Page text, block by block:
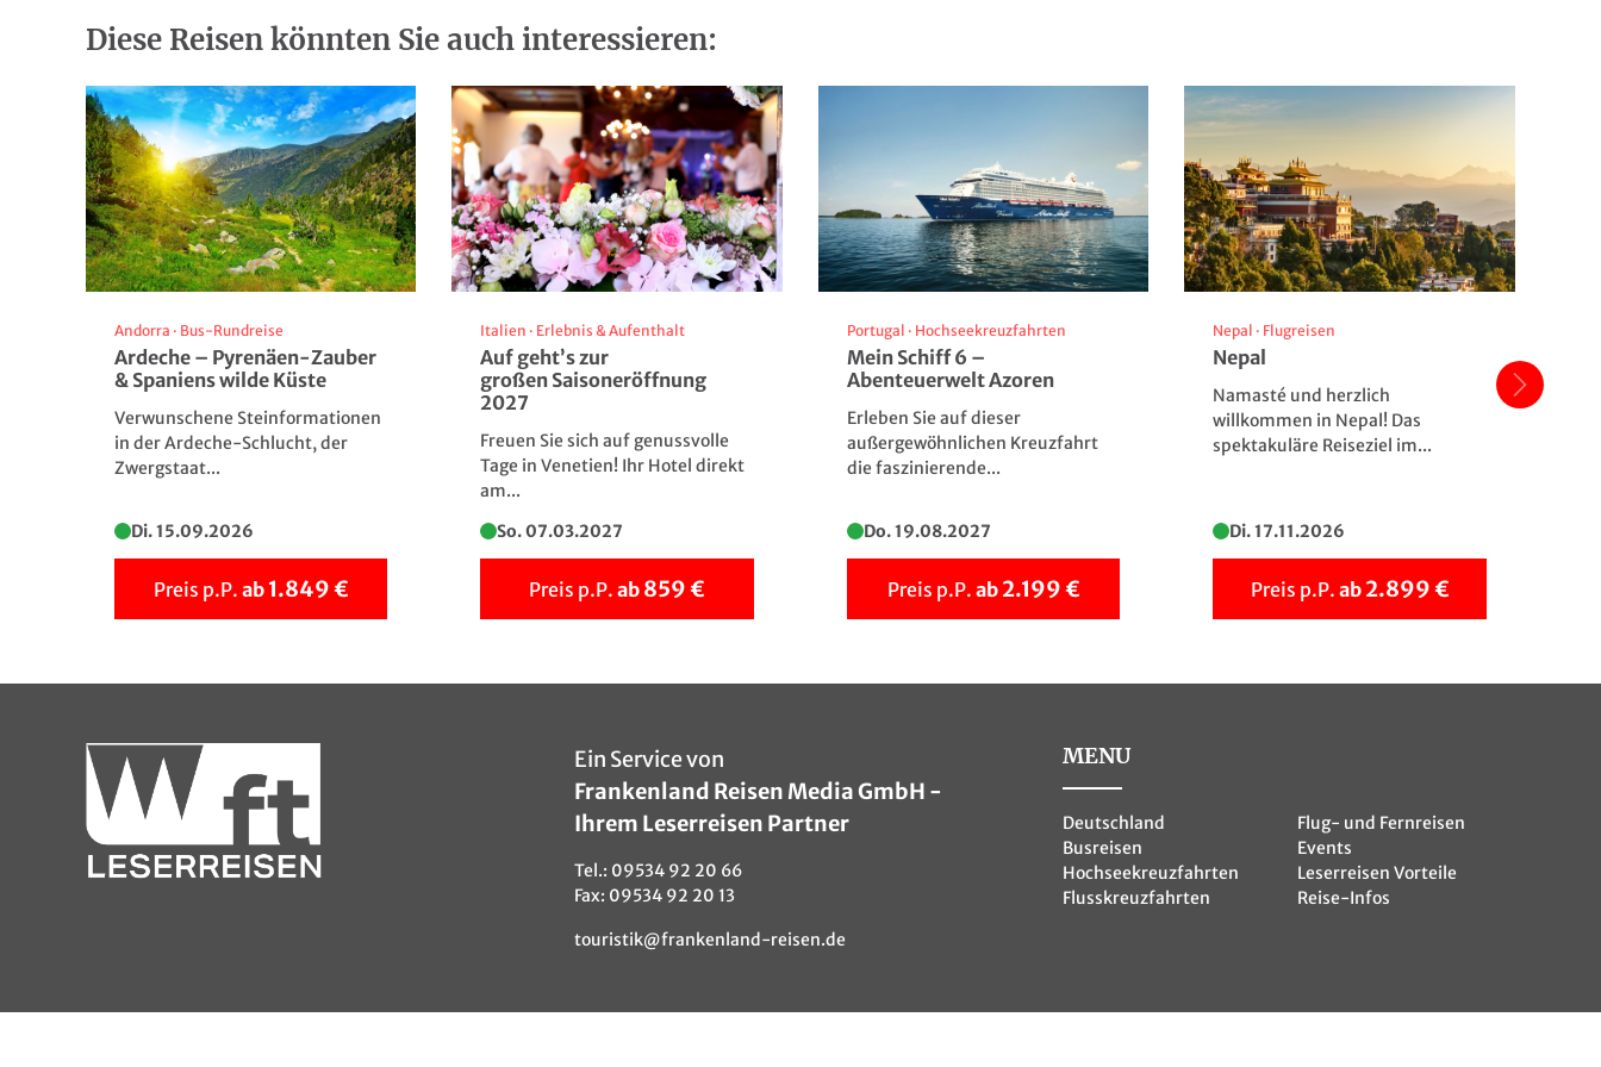
© pure-life-pictures - Fotolia
Diese Reisen könnten Sie auch interessieren:
Andorra · Bus-Rundreise
Ardeche – Pyrenäen-Zauber
& Spaniens wilde Küste
Verwunschene Steinformationen
in der Ardeche-Schlucht, der
Zwergstaat...
Di. 15.09.2026
Preis p.P. ab 1.849 €
Italien · Erlebnis & Aufenthalt
Auf geht’s zur
großen Saisoneröffnung
2027
Freuen Sie sich auf genussvolle
Tage in Venetien! Ihr Hotel direkt
am...
So. 07.03.2027
Preis p.P. ab 859 €
Portugal · Hochseekreuzfahrten
Mein Schiff 6 –
Abenteuerwelt Azoren
Erleben Sie auf dieser
außergewöhnlichen Kreuzfahrt
die faszinierende...
Do. 19.08.2027
Preis p.P. ab 2.199 €
Nepal · Flugreisen
Nepal
Namasté und herzlich
willkommen in Nepal! Das
spektakuläre Reiseziel im...
Di. 17.11.2026
Preis p.P. ab 2.899 €
Ein Service von
Frankenland Reisen Media GmbH -
Ihrem Leserreisen Partner
Tel.: 09534 92 20 66
Fax: 09534 92 20 13
touristik@frankenland-reisen.de
MENU
Deutschland
Busreisen
Hochseekreuzfahrten
Flusskreuzfahrten
Flug- und Fernreisen
Events
Leserreisen Vorteile
Reise-Infos